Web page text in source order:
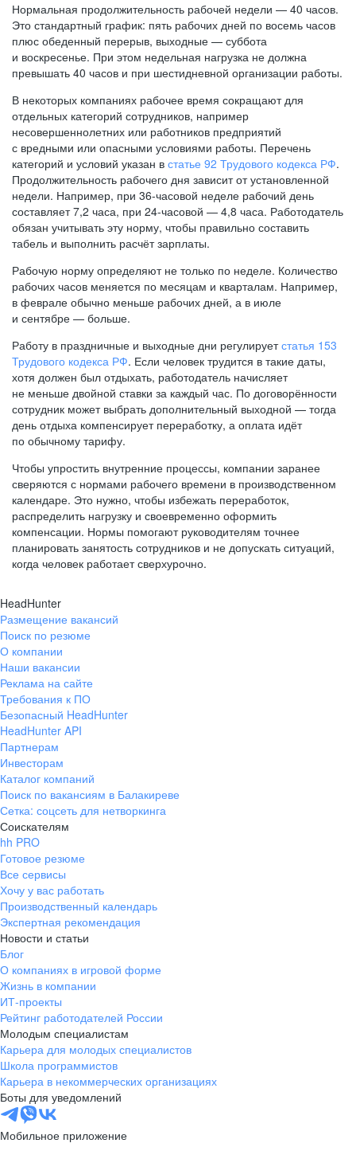
Нормальная продолжительность рабочей недели — 40 часов.
Это стандартный график: пять рабочих дней по восемь часов
плюс обеденный перерыв, выходные — суббота
и воскресенье. При этом недельная нагрузка не должна
превышать 40 часов и при шестидневной организации работы.
В некоторых компаниях рабочее время сокращают для
отдельных категорий сотрудников, например
несовершеннолетних или работников предприятий
с вредными или опасными условиями работы. Перечень
категорий и условий указан в статье 92 Трудового кодекса РФ.
Продолжительность рабочего дня зависит от установленной
недели. Например, при 36-часовой неделе рабочий день
составляет 7,2 часа, при 24-часовой — 4,8 часа. Работодатель
обязан учитывать эту норму, чтобы правильно составить
табель и выполнить расчёт зарплаты.
Рабочую норму определяют не только по неделе. Количество
рабочих часов меняется по месяцам и кварталам. Например,
в феврале обычно меньше рабочих дней, а в июле
и сентябре — больше.
Работу в праздничные и выходные дни регулируетстатья 153
Трудового кодекса РФ. Если человек трудится в такие даты,
хотя должен был отдыхать, работодатель начисляет
не меньше двойной ставки за каждый час. По договорённости
сотрудник может выбрать дополнительный выходной — тогда
день отдыха компенсирует переработку, а оплата идёт
по обычному тарифу.
Чтобы упростить внутренние процессы, компании заранее
сверяются с нормами рабочего времени в производственном
календаре. Это нужно, чтобы избежать переработок,
распределить нагрузку и своевременно оформить
компенсации. Нормы помогают руководителям точнее
планировать занятость сотрудников и не допускать ситуаций,
когда человек работает сверхурочно.
HeadHunter
Размещение вакансий
Поиск по резюме
О компании
Наши вакансии
Реклама на сайте
Требования к ПО
Безопасный HeadHunter
HeadHunter API
Партнерам
Инвесторам
Каталог компаний
Поиск по вакансиям в Балакиреве
Сетка: соцсеть для нетворкинга
Соискателям
hh PRO
Готовое резюме
Все сервисы
Хочу у вас работать
Производственный календарь
Экспертная рекомендация
Новости и статьи
Блог
О компаниях в игровой форме
Жизнь в компании
ИТ-проекты
Рейтинг работодателей России
Молодым специалистам
Карьера для молодых специалистов
Школа программистов
Карьера в некоммерческих организациях
Боты для уведомлений
Мобильное приложение